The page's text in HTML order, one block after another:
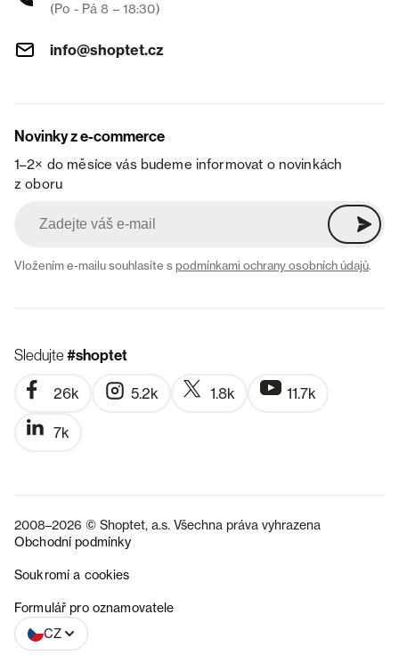
(Po - Pá 8 – 18:30)
info@shoptet.cz
Novinky z e-commerce
1–2× do měsíce vás budeme informovat o novinkách
z oboru
Vložením e-mailu souhlasíte spodmínkami ochrany osobních údajů.
Sledujte#shoptet
26k 5.2k 1.8k 11.7k
7k
2008–2026 © Shoptet, a.s. Všechna práva vyhrazena
Obchodní podmínky
Soukromí a cookies
Formulář pro oznamovatele
CZ